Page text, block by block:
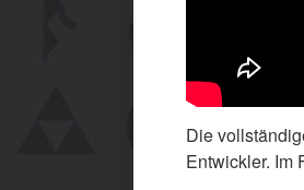
Die
Entwickler. Im